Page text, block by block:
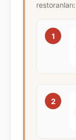
restoranları: